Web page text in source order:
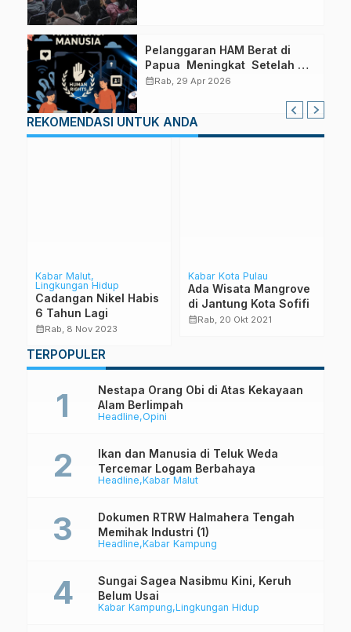
Pelanggaran HAM Berat di
Papua Meningkat Setelah
Indonesia Jadi Presiden
calendar_monthRab, 29 Apr 2026
REKOMENDASI UNTUK ANDA
Kabar Malut
Lingkungan Hidup
Cadangan Nikel Habis
6 Tahun Lagi
calendar_monthRab, 8 Nov 2023
Kabar Kota Pulau
Ada Wisata Mangrove
di Jantung Kota Sofifi
calendar_monthRab, 20 Okt 2021
TERPOPULER
Headline Opini
Nestapa Orang Obi di Atas Kekayaan
Alam Berlimpah
Headline Kabar Malut
Ikan dan Manusia di Teluk Weda
Tercemar Logam Berbahaya
Headline Kabar Kampung
Dokumen RTRW Halmahera Tengah
Memihak Industri (1)
Kabar Kampung Lingkungan Hidup
Sungai Sagea Nasibmu Kini, Keruh
Belum Usai